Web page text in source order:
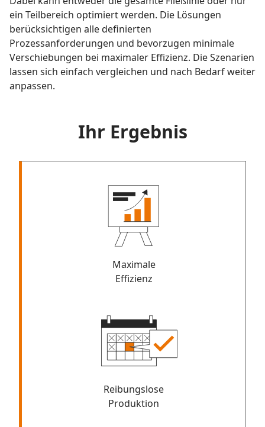
ein Teilbereich optimiert werden. Die Lösungen
berücksichtigen alle definierten
Prozessanforderungen und bevorzugen minimale
Verschiebungen bei maximaler Effizienz. Die Szenarien
lassen sich einfach vergleichen und nach Bedarf weiter
anpassen.
Ihr Ergebnis
Maximale
Effizienz
Reibungslose
Produktion